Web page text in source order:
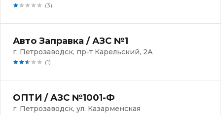
(3)
Авто Заправка / АЗС №1
г. Петрозаводск, пр-т Карельский, 2А
(1)
ОПТИ / АЗС №1001-Ф
г. Петрозаводск, ул. Казарменская